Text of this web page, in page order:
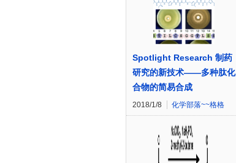
Spotlight Research 制药
研究的新技术——多种肽化
合物的简易合成
2018/1/8 化学部落~~格格